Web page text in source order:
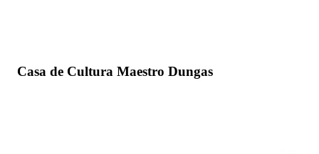
Casa de Cultura Maestro Dungas